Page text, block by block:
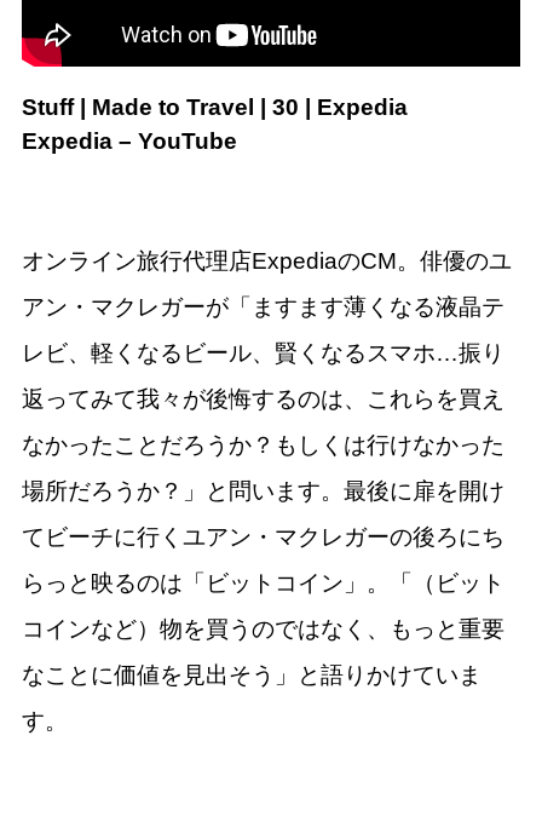
Stuff | Made to Travel | 30 | Expedia
Expedia – YouTube
オンライン旅行代理店ExpediaのCM。俳優のユ
アン・マクレガーが「ますます薄くなる液晶テ
レビ、軽くなるビール、賢くなるスマホ…振り
返ってみて我々が後悔するのは、これらを買え
なかったことだろうか？もしくは行けなかった
場所だろうか？」と問います。最後に扉を開け
てビーチに行くユアン・マクレガーの後ろにち
らっと映るのは「ビットコイン」。「（ビット
コインなど）物を買うのではなく、もっと重要
なことに価値を見出そう」と語りかけていま
す。